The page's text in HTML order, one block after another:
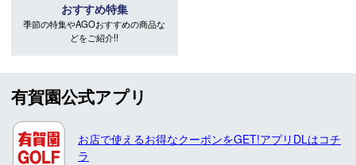
おすすめ特集
季節の特集やAGOおすすめの商品な
どをご紹介!!
有賀園公式アプリ
お店で使えるお得なクーポンをGET!アプリDLはコチ
ラ